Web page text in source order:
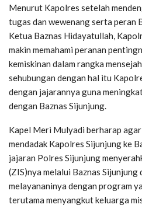
Menurut Kapolres setelah
tugas dan wewenang serta peran
Ketua Baznas Hidayatullah,
makin memahami peranan
kemiskinan dalam rangka
sehubungan dengan hal itu
dengan jajarannya guna
dengan Baznas Sijunjung.
Kapel Meri Mulyadi berharap
mendadak Kapolres Sijunjung ke
jajaran Polres Sijunjung
(ZIS)nya melalui Baznas Sijunjung
melayananinya dengan program
terutama menyangkut keluarga